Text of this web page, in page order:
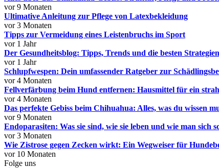
vor 9 Monaten
Ultimative Anleitung zur Pflege von Latexbekleidung
vor 3 Monaten
Tipps zur Vermeidung eines Leistenbruchs im Sport
vor 1 Jahr
Der Gesundheitsblog: Tipps, Trends und die besten
vor 1 Jahr
Schlupfwespen: Dein umfassender Ratgeber zur
vor 4 Monaten
Fellverfärbung beim Hund entfernen: Hausmittel für ein
vor 4 Monaten
Das perfekte Gebiss beim Chihuahua: Alles, was du wissen
vor 9 Monaten
Endoparasiten: Was sie sind, wie sie leben und wie man sich
vor 3 Monaten
Wie Zistrose gegen Zecken wirkt: Ein Wegweiser für
vor 10 Monaten
Folge uns